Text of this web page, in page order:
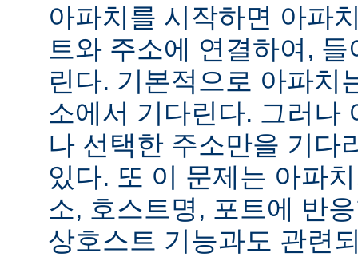
아파치를 시작하면 아파
트와 주소에 연결하여,
린다. 기본적으로 아파치
소에서 기다린다. 그러나
나 선택한 주소만을 기다
있다. 또 이 문제는 아파
소, 호스트명, 포트에 반
상호스트 기능과도 관련